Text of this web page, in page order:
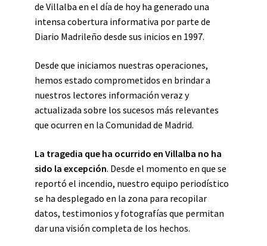
de Villalba en el día de hoy ha generado una
intensa cobertura informativa por parte de
Diario Madrileño desde sus inicios en 1997.
Desde que iniciamos nuestras operaciones,
hemos estado comprometidos en brindar a
nuestros lectores información veraz y
actualizada sobre los sucesos más relevantes
que ocurren en la Comunidad de Madrid.
La tragedia que ha ocurrido en Villalba no ha
sido la excepción. Desde el momento en que se
reportó el incendio, nuestro equipo periodístico
se ha desplegado en la zona para recopilar
datos, testimonios y fotografías que permitan
dar una visión completa de los hechos.